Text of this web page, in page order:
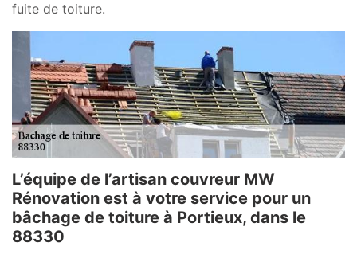
fuite de toiture.
L’équipe de l’artisan couvreur MW
Rénovation est à votre service pour un
bâchage de toiture à Portieux, dans le
88330